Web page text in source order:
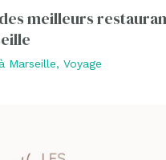
meilleurs
Marseille, Voyage